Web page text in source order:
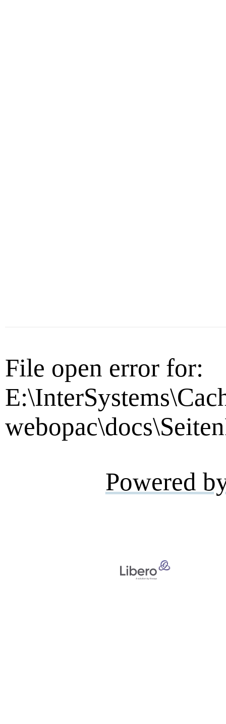
File open error for:
Powered